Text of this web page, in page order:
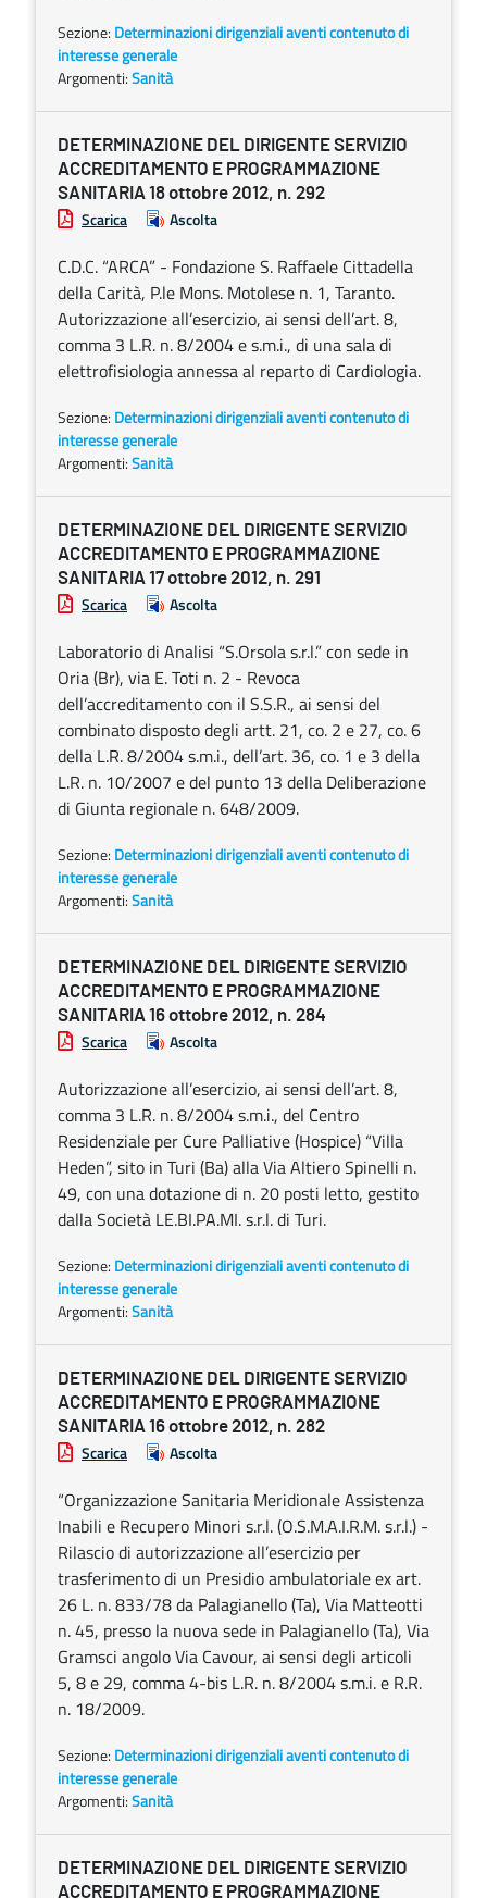
Sezione: Determinazioni dirigenziali aventi contenuto di
interesse generale
Argomenti:Sanità
DETERMINAZIONE DEL DIRIGENTE SERVIZIO
ACCREDITAMENTO E PROGRAMMAZIONE
SANITARIA 18 ottobre 2012, n. 292
Scarica Ascolta
C.D.C. “ARCA” - Fondazione S. Raffaele Cittadella
della Carità, P.le Mons. Motolese n. 1, Taranto.
Autorizzazione all’esercizio, ai sensi dell’art. 8,
comma 3 L.R. n. 8/2004 e s.m.i., di una sala di
elettrofisiologia annessa al reparto di Cardiologia.
Sezione: Determinazioni dirigenziali aventi contenuto di
interesse generale
Argomenti:Sanità
DETERMINAZIONE DEL DIRIGENTE SERVIZIO
ACCREDITAMENTO E PROGRAMMAZIONE
SANITARIA 17 ottobre 2012, n. 291
Scarica Ascolta
Laboratorio di Analisi “S.Orsola s.r.l.” con sede in
Oria (Br), via E. Toti n. 2 - Revoca
dell’accreditamento con il S.S.R., ai sensi del
combinato disposto degli artt. 21, co. 2 e 27, co. 6
della L.R. 8/2004 s.m.i., dell’art. 36, co. 1 e 3 della
L.R. n. 10/2007 e del punto 13 della Deliberazione
di Giunta regionale n. 648/2009.
Sezione: Determinazioni dirigenziali aventi contenuto di
interesse generale
Argomenti:Sanità
DETERMINAZIONE DEL DIRIGENTE SERVIZIO
ACCREDITAMENTO E PROGRAMMAZIONE
SANITARIA 16 ottobre 2012, n. 284
Scarica Ascolta
Autorizzazione all’esercizio, ai sensi dell’art. 8,
comma 3 L.R. n. 8/2004 s.m.i., del Centro
Residenziale per Cure Palliative (Hospice) “Villa
Heden”, sito in Turi (Ba) alla Via Altiero Spinelli n.
49, con una dotazione di n. 20 posti letto, gestito
dalla Società LE.BI.PA.MI. s.r.l. di Turi.
Sezione: Determinazioni dirigenziali aventi contenuto di
interesse generale
Argomenti:Sanità
DETERMINAZIONE DEL DIRIGENTE SERVIZIO
ACCREDITAMENTO E PROGRAMMAZIONE
SANITARIA 16 ottobre 2012, n. 282
Scarica Ascolta
“Organizzazione Sanitaria Meridionale Assistenza
Inabili e Recupero Minori s.r.l. (O.S.M.A.I.R.M. s.r.l.) -
Rilascio di autorizzazione all’esercizio per
trasferimento di un Presidio ambulatoriale ex art.
26 L. n. 833/78 da Palagianello (Ta), Via Matteotti
n. 45, presso la nuova sede in Palagianello (Ta), Via
Gramsci angolo Via Cavour, ai sensi degli articoli
5, 8 e 29, comma 4-bis L.R. n. 8/2004 s.m.i. e R.R.
n. 18/2009.
Sezione: Determinazioni dirigenziali aventi contenuto di
interesse generale
Argomenti:Sanità
DETERMINAZIONE DEL DIRIGENTE SERVIZIO
ACCREDITAMENTO E PROGRAMMAZIONE